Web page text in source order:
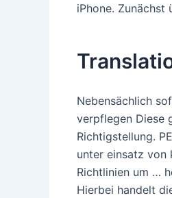
iPhone. Zunächst
Nebensächlich
verpflegen Diese
Richtigstellung.
unter einsatz von
Richtlinien um …
Hierbei handelt